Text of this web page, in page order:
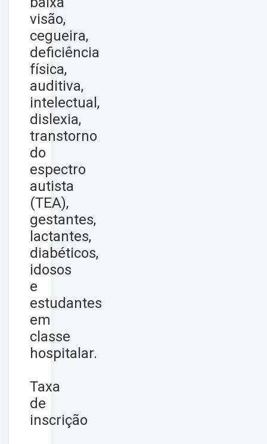
visão,
cegueira,
deficiência
física,
auditiva,
intelectual,
dislexia,
transtorno
do
espectro
autista
(TEA),
gestantes,
lactantes,
diabéticos,
idosos
e
estudantes
em
classe
hospitalar.
Taxa
de
inscrição